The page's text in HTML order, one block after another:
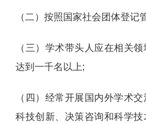
（二）按照国家社会团体登记
（三）学术带头人应在相关
达到一千名以上;
（四）经常开展国内外学术
科技创新、决策咨询和科学